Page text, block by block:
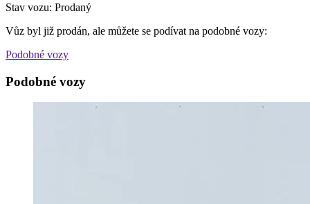
Stav vozu: Prodaný
Vůz byl již prodán, ale můžete se podívat na podobné vozy:
Podobné vozy
Podobné vozy